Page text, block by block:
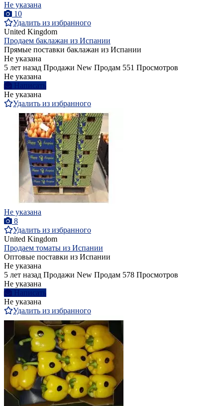
Не указана
10
Удалить из избранного
United Kingdom
Продаем баклажан из Испании
Прямые поставки баклажан из Испании
Не указана
5 лет назад Продажи New Продам 551 Просмотров
Не указана
Написать
Не указана
Удалить из избранного
Не указана
8
Удалить из избранного
United Kingdom
Продаем томаты из Испании
Оптовые поставки из Испании
Не указана
5 лет назад Продажи New Продам 578 Просмотров
Не указана
Написать
Не указана
Удалить из избранного